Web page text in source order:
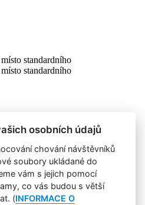
standardního
standardního
osobních údajů
chování návštěvníků
soubory ukládané do
vám s jejich pomocí
co vás budou s větší
(INFORMACE O